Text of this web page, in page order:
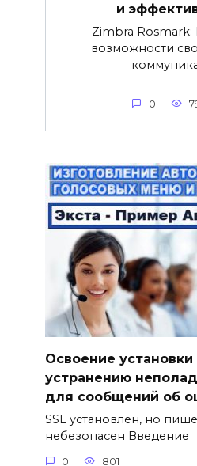
и
Zimbra Rosmark:
возможности
0
Освоение установки
устранению
для сообщений об
SSL установлен, но
небезопасен Введение
0 801